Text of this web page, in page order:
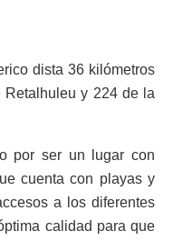
dista 36 kilómetros
Retalhuleu y 224 de la
por ser un lugar con
cuenta con playas y
a los diferentes
calidad para que